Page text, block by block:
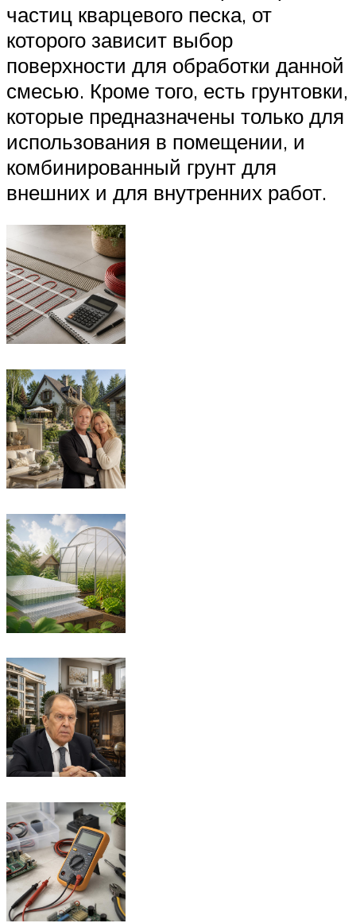
частиц кварцевого песка, от
которого зависит выбор
поверхности для обработки данной
смесью. Кроме того, есть грунтовки,
которые предназначены только для
использования в помещении, и
комбинированный грунт для
внешних и для внутренних работ.